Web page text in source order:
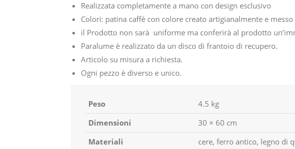
Realizzata completamente a mano con design esclusivo
Colori: patina caffè con colore creato artigianalmente e
il Prodotto non sarà uniforme ma conferirà al prodotto
Paralume è realizzato da un disco di frantoio di recupero.
Articolo su misura a richiesta.
Ogni pezzo è diverso e unico.
Peso
4.5 kg
Dimensioni
30 × 60 cm
Materiali
cere, ferro antico, legno di